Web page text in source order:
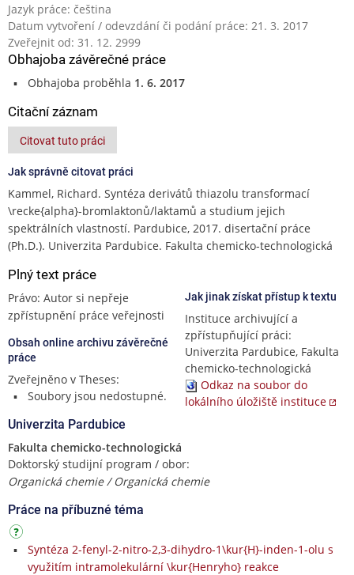
Jazyk práce: čeština
Datum vytvoření / odevzdání či podání práce: 21. 3. 2017
Zveřejnit od: 31. 12. 2999
Obhajoba závěrečné práce
Obhajoba proběhla 1. 6. 2017
Citační záznam
Citovat tuto práci
Jak správně citovat práci
Kammel, Richard. Syntéza derivátů thiazolu transformací
\recke{alpha}-bromlaktonů/laktamů a studium jejich
spektrálních vlastností. Pardubice, 2017. disertační práce
(Ph.D.). Univerzita Pardubice. Fakulta chemicko-technologická
Plný text práce
Právo: Autor si nepřeje
zpřístupnění práce veřejnosti
Obsah online archivu závěrečné
práce
Zveřejněno v Theses:
Soubory jsou nedostupné.
Jak jinak získat přístup k textu
Instituce archivující a
zpřístupňující práci:
Univerzita Pardubice, Fakulta
chemicko-technologická
Odkaz na soubor do
lokálního úložiště instituce
Univerzita Pardubice
Fakulta chemicko-technologická
Doktorský studijní program / obor:
Organická chemie / Organická chemie
Práce na příbuzné téma
Syntéza 2-fenyl-2-nitro-2,3-dihydro-1\kur{H}-inden-1-olu s
využitím intramolekulární \kur{Henryho} reakce